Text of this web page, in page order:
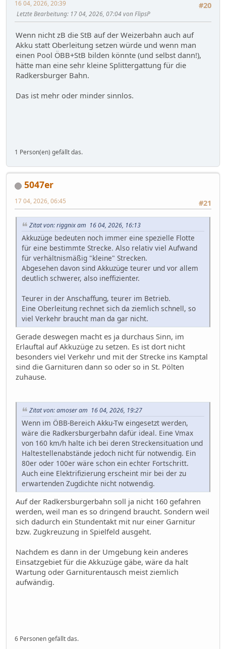
#20
16 04, 2026, 20:39
Letzte Bearbeitung: 17 04, 2026, 07:04 von FlipsP
Wenn nicht zB die StB auf der Weizerbahn auch auf
Akku statt Oberleitung setzen würde und wenn man
einen Pool ÖBB+StB bilden könnte (und selbst dann!),
hätte man eine sehr kleine Splittergattung für die
Radkersburger Bahn.
Das ist mehr oder minder sinnlos.
1 Person(en) gefällt das.
5047er
#21
17 04, 2026, 06:45
Zitat von: riggnix am 16 04, 2026, 16:13
Akkuzüge bedeuten noch immer eine spezielle Flotte
für eine bestimmte Strecke. Also relativ viel Aufwand
für verhältnismäßig "kleine" Strecken.
Abgesehen davon sind Akkuzüge teurer und vor allem
deutlich schwerer, also ineffizienter.
Teurer in der Anschaffung, teurer im Betrieb.
Eine Oberleitung rechnet sich da ziemlich schnell, so
viel Verkehr braucht man da gar nicht.
Gerade deswegen macht es ja durchaus Sinn, im
Erlauftal auf Akkuzüge zu setzen. Es ist dort nicht
besonders viel Verkehr und mit der Strecke ins Kamptal
sind die Garnituren dann so oder so in St. Pölten
zuhause.
Zitat von: amoser am 16 04, 2026, 19:27
Wenn im ÖBB-Bereich Akku-Tw eingesetzt werden,
wäre die Radkersburgerbahn dafür ideal. Eine Vmax
von 160 km/h halte ich bei deren Streckensituation und
Haltestellenabstände jedoch nicht für notwendig. Ein
80er oder 100er wäre schon ein echter Fortschritt.
Auch eine Elektrifizierung erscheint mir bei der zu
erwartenden Zugdichte nicht notwendig.
Auf der Radkersburgerbahn soll ja nicht 160 gefahren
werden, weil man es so dringend braucht. Sondern weil
sich dadurch ein Stundentakt mit nur einer Garnitur
bzw. Zugkreuzung in Spielfeld ausgeht.
Nachdem es dann in der Umgebung kein anderes
Einsatzgebiet für die Akkuzüge gäbe, wäre da halt
Wartung oder Garniturentausch meist ziemlich
aufwändig.
6 Personen gefällt das.